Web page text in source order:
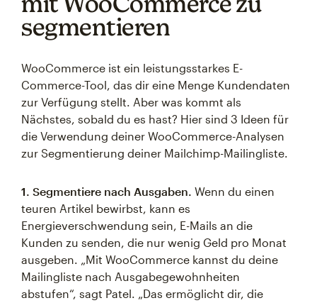
segmentieren
WooCommerce ist ein leistungsstarkes E-
Commerce-Tool, das dir eine Menge Kundendaten
zur Verfügung stellt. Aber was kommt als
Nächstes, sobald du es hast? Hier sind 3 Ideen für
die Verwendung deiner WooCommerce-Analysen
zur Segmentierung deiner Mailchimp-Mailingliste.
1. Segmentiere nach Ausgaben. Wenn du einen
teuren Artikel bewirbst, kann es
Energieverschwendung sein, E-Mails an die
Kunden zu senden, die nur wenig Geld pro Monat
ausgeben. „Mit WooCommerce kannst du deine
Mailingliste nach Ausgabegewohnheiten
abstufen“, sagt Patel. „Das ermöglicht dir, die